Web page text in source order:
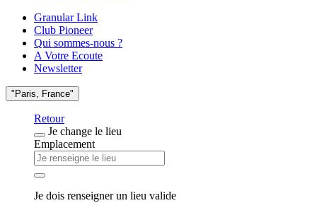
Granular Link
Club Pioneer
Qui sommes-nous ?
A Votre Ecoute
Newsletter
"Paris, France"
Retour
Je change le lieu
Emplacement
Je dois renseigner un lieu valide